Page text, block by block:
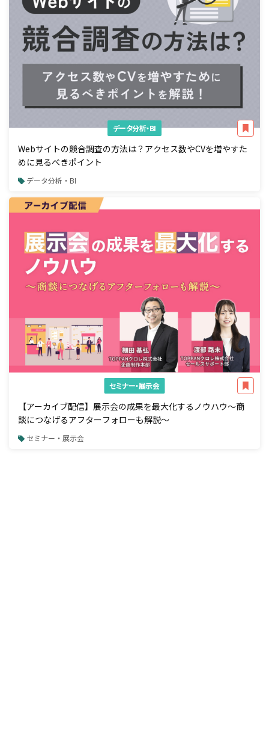
データ分析・BI
Webサイトの競合調査の方法は？アクセス数やCVを増やすた
めに見るべきポイント
データ分析・BI
セミナー・展示会
【アーカイブ配信】展示会の成果を最大化するノウハウ～商
談につなげるアフターフォローも解説～
セミナー・展示会